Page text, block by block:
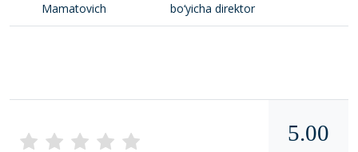
Mamatovich
bo‘yicha direktor
5.00